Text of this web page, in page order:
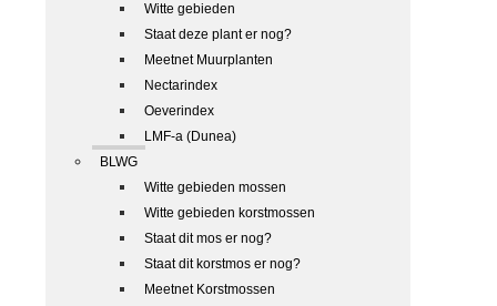
Witte gebieden
Staat deze plant er nog?
Meetnet Muurplanten
Nectarindex
Oeverindex
LMF-a (Dunea)
BLWG
Witte gebieden mossen
Witte gebieden korstmossen
Staat dit mos er nog?
Staat dit korstmos er nog?
Meetnet Korstmossen